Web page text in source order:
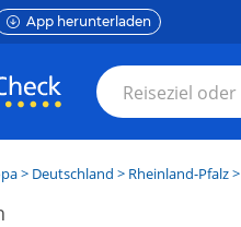
App herunterladen
> Deutschland > Rheinland-Pfalz>